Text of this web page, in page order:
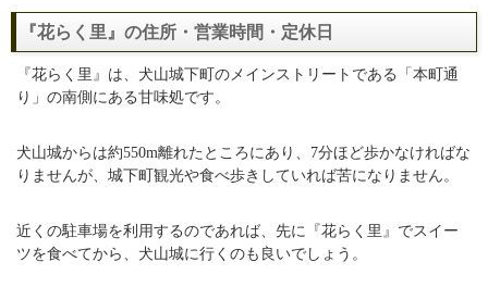
『花らく里』の住所・営業時間・定休日
『花らく里』は、犬山城下町のメインストリートである「本町通
り」の南側にある甘味処です。
犬山城からは約550m離れたところにあり、7分ほど歩かなければな
りませんが、城下町観光や食べ歩きしていれば苦になりません。
近くの駐車場を利用するのであれば、先に『花らく里』でスイー
ツを食べてから、犬山城に行くのも良いでしょう。